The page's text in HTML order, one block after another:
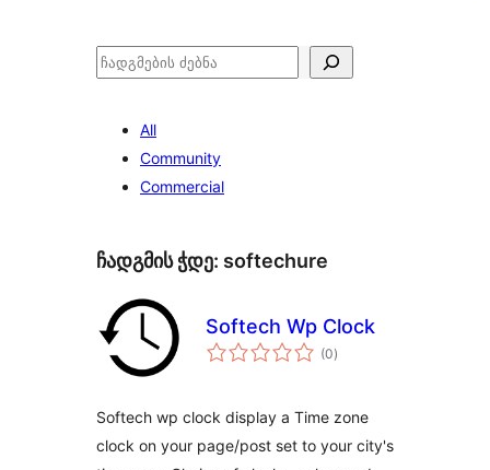
ძებნა
All
Community
Commercial
ჩადგმის ჭდე: softechure
Softech Wp Clock
(0საერთო
რეიტინგი
)
Softech wp clock display a Time zone
clock on your page/post set to your city's